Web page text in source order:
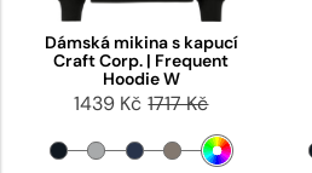
Dámská mikina s kapucí
Craft Corp. | Frequent
Hoodie W
1439 Kč 1717 Kč